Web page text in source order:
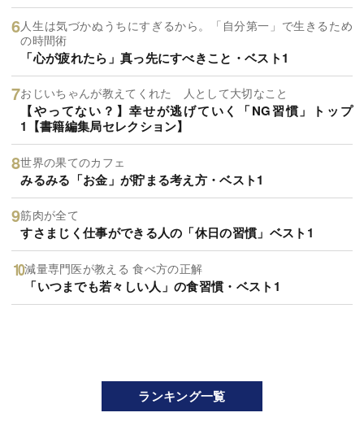
人生は気づかぬうちにすぎるから。「自分第一」で生きるため
の時間術
「心が疲れたら」真っ先にすべきこと・ベスト1
おじいちゃんが教えてくれた 人として大切なこと
【やってない？】幸せが逃げていく「NG習慣」トップ
1【書籍編集局セレクション】
世界の果てのカフェ
みるみる「お金」が貯まる考え方・ベスト1
筋肉が全て
すさまじく仕事ができる人の「休日の習慣」ベスト1
減量専門医が教える 食べ方の正解
「いつまでも若々しい人」の食習慣・ベスト1
ランキング一覧